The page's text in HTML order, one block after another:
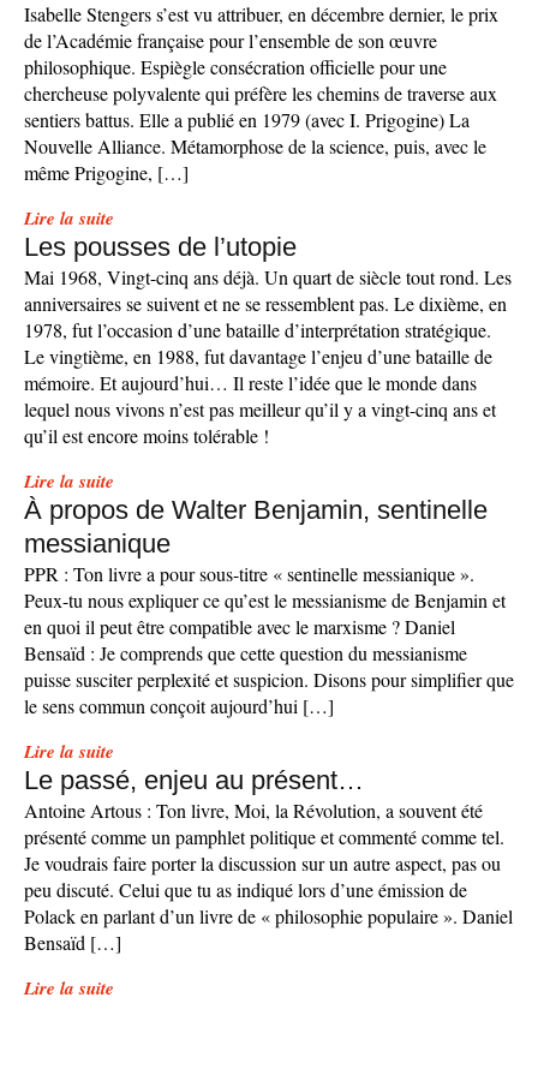
Isabelle Stengers s’est vu attribuer, en décembre dernier, le prix
de l’Académie française pour l’ensemble de son œuvre
philosophique. Espiègle consécration officielle pour une
chercheuse polyvalente qui préfère les chemins de traverse aux
sentiers battus. Elle a publié en 1979 (avec I. Prigogine) La
Nouvelle Alliance. Métamorphose de la science, puis, avec le
même Prigogine, […]
Lire la suite
Les pousses de l’utopie
Mai 1968, Vingt-cinq ans déjà. Un quart de siècle tout rond. Les
anniversaires se suivent et ne se ressemblent pas. Le dixième, en
1978, fut l’occasion d’une bataille d’interprétation stratégique.
Le vingtième, en 1988, fut davantage l’enjeu d’une bataille de
mémoire. Et aujourd’hui… Il reste l’idée que le monde dans
lequel nous vivons n’est pas meilleur qu’il y a vingt-cinq ans et
qu’il est encore moins tolérable !
Lire la suite
À propos de Walter Benjamin, sentinelle
messianique
PPR : Ton livre a pour sous-titre « sentinelle messianique ».
Peux-tu nous expliquer ce qu’est le messianisme de Benjamin et
en quoi il peut être compatible avec le marxisme ? Daniel
Bensaïd : Je comprends que cette question du messianisme
puisse susciter perplexité et suspicion. Disons pour simplifier que
le sens commun conçoit aujourd’hui […]
Lire la suite
Le passé, enjeu au présent…
Antoine Artous : Ton livre, Moi, la Révolution, a souvent été
présenté comme un pamphlet politique et commenté comme tel.
Je voudrais faire porter la discussion sur un autre aspect, pas ou
peu discuté. Celui que tu as indiqué lors d’une émission de
Polack en parlant d’un livre de « philosophie populaire ». Daniel
Bensaïd […]
Lire la suite